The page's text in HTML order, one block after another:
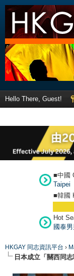
Hello There, Guest!
■中國
Taipei
■韓國
Hot
國泰
HKGAY 同志資訊平台 ›
日本成立「關西同